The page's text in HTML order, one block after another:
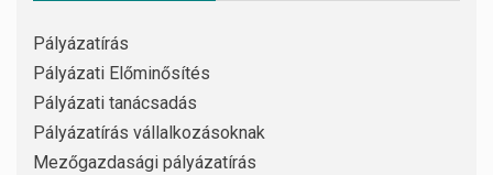
Pályázatírás
Pályázati Előminősítés
Pályázati tanácsadás
Pályázatírás vállalkozásoknak
Mezőgazdasági pályázatírás